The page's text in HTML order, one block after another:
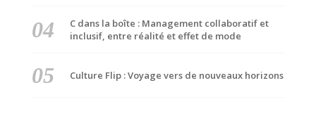
C dans la boîte : Management collaboratif et
inclusif, entre réalité et effet de mode
Culture Flip : Voyage vers de nouveaux horizons